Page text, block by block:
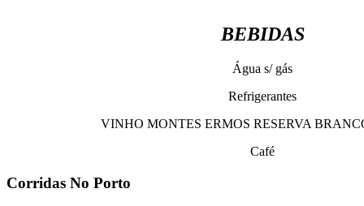
BEBIDAS
Água s/ gás
Refrigerantes
VINHO MONTES ERMOS RESERVA
Café
Corridas No Porto